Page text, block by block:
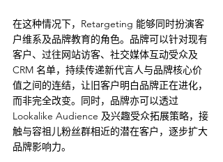
在这种情况下，Retargeting 能够同时扮演客
户维系及品牌教育的角色。品牌可以针对现有
客户、过往网站访客、社交媒体互动受众及
CRM 名单，持续传递新代言人与品牌核心价
值之间的连结，让旧客户明白品牌正在进化，
而非完全改变。同时，品牌亦可以透过
Lookalike Audience 及兴趣受众拓展策略，接
触与容祖儿粉丝群相近的潜在客户，逐步扩大
品牌影响力。